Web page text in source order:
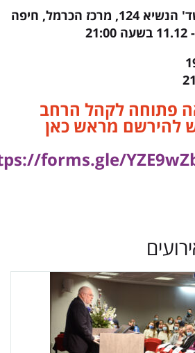
הכרמל, חיפה
פתוחה לקהל הרחב
להירשם מראש כאן
forms.gle/